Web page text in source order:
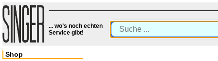
... wo’s noch echten
Service gibt!
Shop